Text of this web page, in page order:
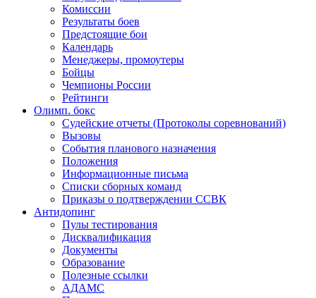
Комиссии
Результаты боев
Предстоящие бои
Календарь
Менеджеры, промоутеры
Бойцы
Чемпионы России
Рейтинги
Олимп. бокс
Судейские отчеты (Протоколы соревнований)
Вызовы
События планового назначения
Положения
Информационные письма
Списки сборных команд
Приказы о подтверждении ССВК
Антидопинг
Пулы тестирования
Дисквалификация
Документы
Образование
Полезные ссылки
АДАМС